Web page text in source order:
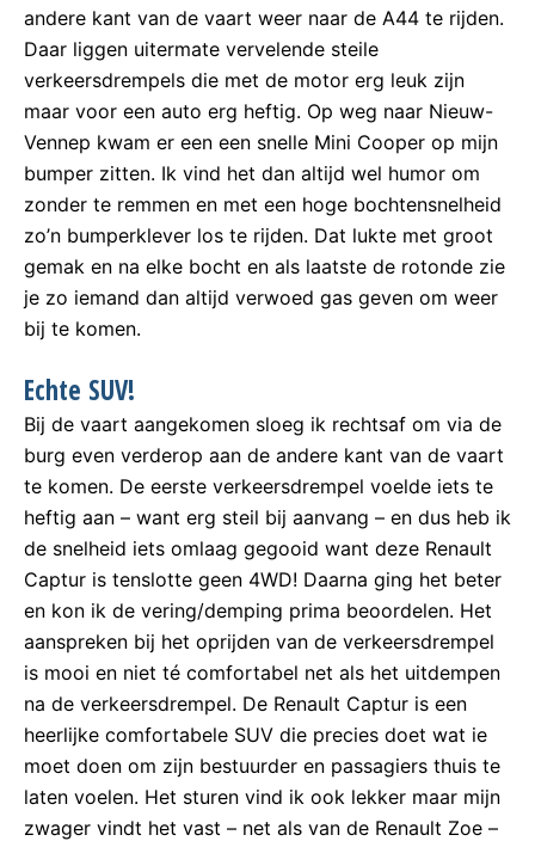
andere kant van de vaart weer naar de A44 te rijden.
Daar liggen uitermate vervelende steile
verkeersdrempels die met de motor erg leuk zijn
maar voor een auto erg heftig. Op weg naar Nieuw-
Vennep kwam er een een snelle Mini Cooper op mijn
bumper zitten. Ik vind het dan altijd wel humor om
zonder te remmen en met een hoge bochtensnelheid
zo’n bumperklever los te rijden. Dat lukte met groot
gemak en na elke bocht en als laatste de rotonde zie
je zo iemand dan altijd verwoed gas geven om weer
bij te komen.
Echte SUV!
Bij de vaart aangekomen sloeg ik rechtsaf om via de
burg even verderop aan de andere kant van de vaart
te komen. De eerste verkeersdrempel voelde iets te
heftig aan – want erg steil bij aanvang – en dus heb ik
de snelheid iets omlaag gegooid want deze Renault
Captur is tenslotte geen 4WD! Daarna ging het beter
en kon ik de vering/demping prima beoordelen. Het
aanspreken bij het oprijden van de verkeersdrempel
is mooi en niet té comfortabel net als het uitdempen
na de verkeersdrempel. De Renault Captur is een
heerlijke comfortabele SUV die precies doet wat ie
moet doen om zijn bestuurder en passagiers thuis te
laten voelen. Het sturen vind ik ook lekker maar mijn
zwager vindt het vast – net als van de Renault Zoe –